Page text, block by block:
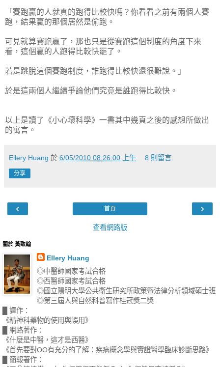
「賽跑贏的人就真的跑得比較快嗎？你看看之前有兩個人賽
跑，結果贏的那個居然是偷跑。
可見就算賽跑贏了，那也只是從賽跑這個制度的角度下來
看，這個贏的人跑得比較快罷了。
若是跳脫這個賽跑制度，誰跑得比較快還很難說。」
於是這兩個人繼續爭論他們究竟是誰跑得比較快。
以上是讀了《小心壞科學》一書其中幾頁之後的感想所做出
的寓言。
Ellery Huang 於 6/05/2010 08:26:00 上午 8 則留言:
分享
‹ ›
首頁
查看網路版
關於 黃致翰
Ellery Huang
◎中醫師國家考試合格
◎西醫師國家考試合格
◎國立陽明大學公共衛生研究所政策暨法律分析領域碩士班
◎第三屆人與自然科普寫作桂冠獎二獎
█ 譯作：
《精神科藥物的使用與誤用》
█ 網路著作：
《什麼是中醫，這才是西醫》
《首先要對OO有充分的了解：疾病概念學與實證醫學臨床診斷思路》
█ 簡報著作：